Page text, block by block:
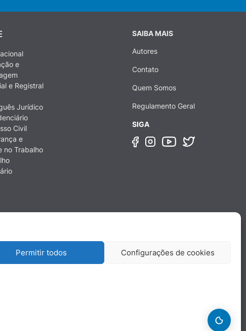
Permitir todos Configurações de cookies
e
e Registral
Jurídico
Civil
e
no Trabalho
SAIBA MAIS
Autores
Contato
Quem Somos
Regulamento Geral
SIGA